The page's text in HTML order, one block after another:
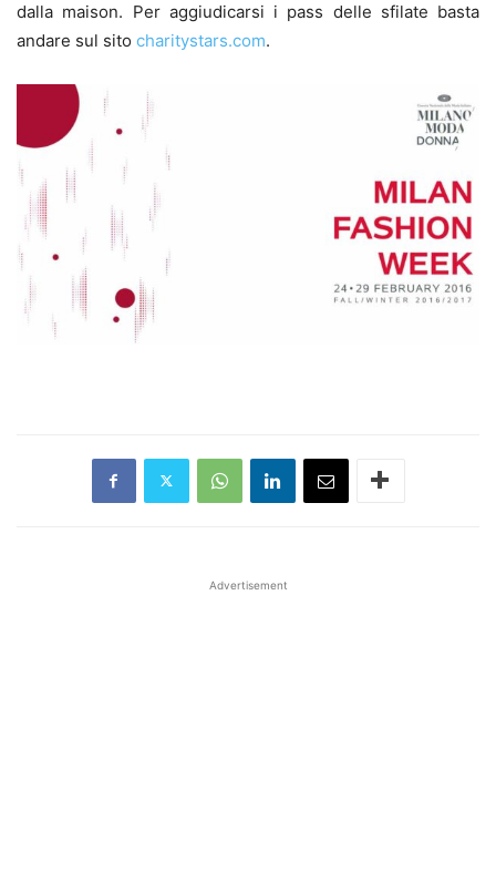
dalla maison. Per aggiudicarsi i pass delle sfilate basta
andare sul sito charitystars.com.
Advertisement